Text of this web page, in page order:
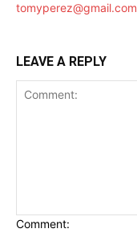
tomyperez@gmail.com
LEAVE A REPLY
Comment: